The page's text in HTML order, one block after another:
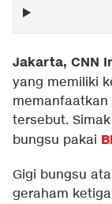
Jakarta, CNN
yang memiliki
tersebut.
bungsu pakai
Gigi bungsu
geraham